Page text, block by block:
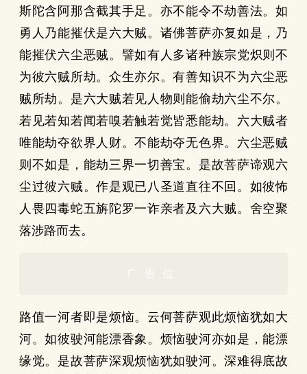
斯陀含阿那含截其手足。亦不能令不劫善法。如
勇人乃能摧伏是六大贼。诸佛菩萨亦复如是，乃
能摧伏六尘恶贼。譬如有人多诸种族宗党炽则不
为彼六贼所劫。众生亦尔。有善知识不为六尘恶
贼所劫。是六大贼若见人物则能偷劫六尘不尔。
若见若知若闻若嗅若触若觉皆悉能劫。六大贼者
唯能劫夺欲界人财。不能劫夺无色界。六尘恶贼
则不如是，能劫三界一切善宝。是故菩萨谛观六
尘过彼六贼。作是观已八圣道直往不回。如彼怖
人畏四毒蛇五旃陀罗一诈亲者及六大贼。舍空聚
落涉路而去。
广告位
路值一河者即是烦恼。云何菩萨观此烦恼犹如大
河。如彼驶河能漂香象。烦恼驶河亦如是，能漂
缘觉。是故菩萨深观烦恼犹如驶河。深难得底故